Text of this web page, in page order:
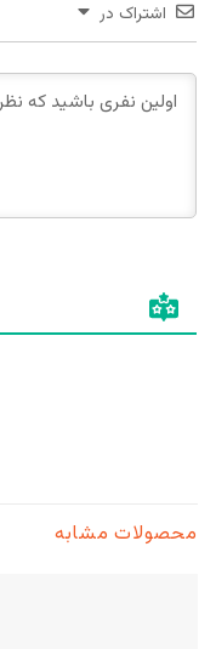
اشتراک در
محصولات مشابه